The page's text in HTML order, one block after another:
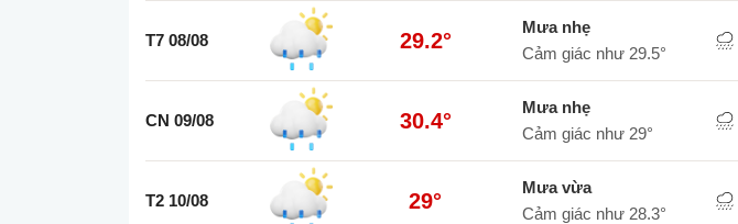
T7 08/08 29.2°
mưa nhẹ
Cảm giác như 29.5°
CN 09/08 30.4°
mưa nhẹ
Cảm giác như 29°
T2 10/08 29°
mưa vừa
Cảm giác như 28.3°